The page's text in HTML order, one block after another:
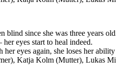
since she was three years
eyes start to heal indeed.
eyes again, she loses her
Katja Kolm (Mutter), Lukas